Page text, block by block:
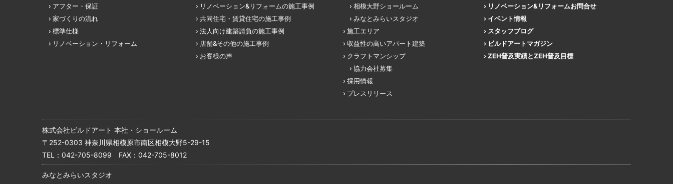
アフター・保証
家づくりの流れ
標準仕様
リノベーション・リフォーム
リノベーション&リフォームの施工事例
共同住宅・賃貸住宅の施工事例
法人向け建築請負の施工事例
店舗&その他の施工事例
お客様の声
相模大野ショールーム
みなとみらいスタジオ
施工エリア
収益性の高いアパート建築
クラフトマンシップ
協力会社募集
採用情報
プレスリリース
リノベーション&リフォームお問合せ
イベント情報
スタッフブログ
ビルドアートマガジン
ZEH普及実績とZEH普及目標
株式会社ビルドアート 本社・ショールーム
〒252-0303 神奈川県相模原市南区相模大野5-29-15
TEL： 042-705-8099 FAX：042-705-8012
みなとみらいスタジオ